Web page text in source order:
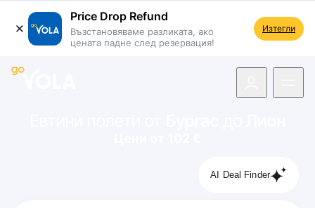
Price Drop Refund
Възстановяваме разликата, ако
цената падне след резервация!
Изтегли
AI Deal Finder